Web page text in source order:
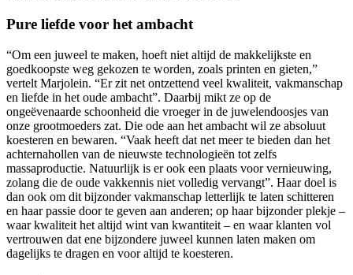
Pure liefde voor het ambacht
“Om een juweel te maken, hoeft niet altijd de makkelijkste en
goedkoopste weg gekozen te worden, zoals printen en gieten,”
vertelt Marjolein. “Er zit net ontzettend veel kwaliteit, vakmanschap
en liefde in het oude ambacht”. Daarbij mikt ze op de
ongeëvenaarde schoonheid die vroeger in de juwelendoosjes van
onze grootmoeders zat. Die ode aan het ambacht wil ze absoluut
koesteren en bewaren. “Vaak heeft dat net meer te bieden dan het
achternahollen van de nieuwste technologieën tot zelfs
massaproductie. Natuurlijk is er ook een plaats voor vernieuwing,
zolang die de oude vakkennis niet volledig vervangt”. Haar doel is
dan ook om dit bijzonder vakmanschap letterlijk te laten schitteren
en haar passie door te geven aan anderen; op haar bijzonder plekje –
waar kwaliteit het altijd wint van kwantiteit – en waar klanten vol
vertrouwen dat ene bijzondere juweel kunnen laten maken om
dagelijks te dragen en voor altijd te koesteren.